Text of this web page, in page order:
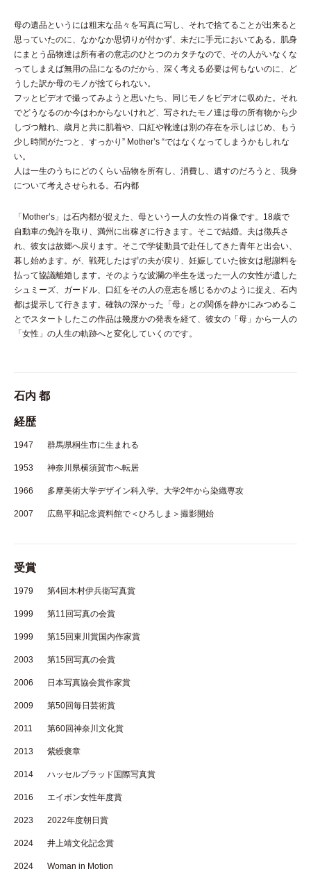
母の遺品というには粗末な品々を写真に写し、それで捨てることが出来ると
思っていたのに、なかなか思切りが付かず、未だに手元においてある。肌身
にまとう品物達は所有者の意志のひとつのカタチなので、その人がいなくな
ってしまえば無用の品になるのだから、深く考える必要は何もないのに、ど
うした訳か母のモノが捨てられない。
フッとビデオで撮ってみようと思いたち、同じモノをビデオに収めた。それ
でどうなるのか今はわからないけれど、写されたモノ達は母の所有物から少
しづつ離れ、歳月と共に肌着や、口紅や靴達は別の存在を示しはじめ、もう
少し時間がたつと、すっかり” Mother’s “ではなくなってしまうかもしれな
い。
人は一生のうちにどのくらい品物を所有し、消費し、遺すのだろうと、我身
について考えさせられる。石内都
「Mother’s」は石内都が捉えた、母という一人の女性の肖像です。18歳で
自動車の免許を取り、満州に出稼ぎに行きます。そこで結婚。夫は徴兵さ
れ、彼女は故郷へ戻ります。そこで学徒動員で赴任してきた青年と出会い、
暮し始めます。が、戦死したはずの夫が戻り、妊娠していた彼女は慰謝料を
払って協議離婚します。そのような波瀾の半生を送った一人の女性が遺した
シュミーズ、ガードル、口紅をその人の意志を感じるかのように捉え、石内
都は提示して行きます。確執の深かった「母」との関係を静かにみつめるこ
とでスタートしたこの作品は幾度かの発表を経て、彼女の「母」から一人の
「女性」の人生の軌跡へと変化していくのです。
石内 都
経歴
1947 群馬県桐生市に生まれる
1953 神奈川県横須賀市へ転居
1966 多摩美術大学デザイン科入学。大学2年から染織専攻
2007 広島平和記念資料館で＜ひろしま＞撮影開始
受賞
1979 第4回木村伊兵衛写真賞
1999 第11回写真の会賞
1999 第15回東川賞国内作家賞
2003 第15回写真の会賞
2006 日本写真協会賞作家賞
2009 第50回毎日芸術賞
2011 第60回神奈川文化賞
2013 紫綬褒章
2014 ハッセルブラッド国際写真賞
2016 エイボン女性年度賞
2023 2022年度朝日賞
2024 井上靖文化記念賞
2024 Woman in Motion